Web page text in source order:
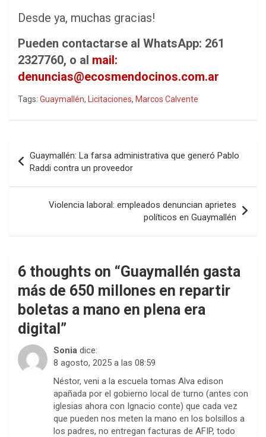
Desde ya, muchas gracias!
Pueden contactarse al WhatsApp: 261
2327760, o al mail:
denuncias@ecosmendocinos.com.ar
Tags: Guaymallén, Licitaciones, Marcos Calvente
de
entradas
Guaymallén: La farsa administrativa que generó Pablo
Raddi contra un proveedor
Violencia laboral: empleados denuncian aprietes
políticos en Guaymallén
6 thoughts on “Guaymallén gasta
más de 650 millones en repartir
boletas a mano en plena era
digital”
Sonia dice:
8 agosto, 2025 a las 08:59
Néstor, veni a la escuela tomas Alva edison
apañada por el gobierno local de turno (antes con
iglesias ahora con Ignacio conte) que cada vez
que pueden nos meten la mano en los bolsillos a
los padres, no entregan facturas de AFIP, todo